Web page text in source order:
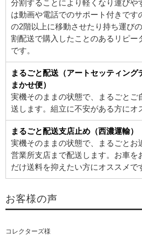
分割することにより軽くなり運びや
は動画や電話でのサポート付きです
の2階以上に移動させたり持ち運び
割配送で購入したことのあるリピー
です。
まるごと配送（アートセッティン
まかせ便）
実機そのままの状態で、まるごとご
送します。組立に不安がある方にオ
まるごと配送支店止め（西濃運輸）
実機そのままの状態で、まるごとお
営業所支店まで配送します。お車を
だけ送料を抑えたい方にオススメで
お客様の声
コレクターズ様